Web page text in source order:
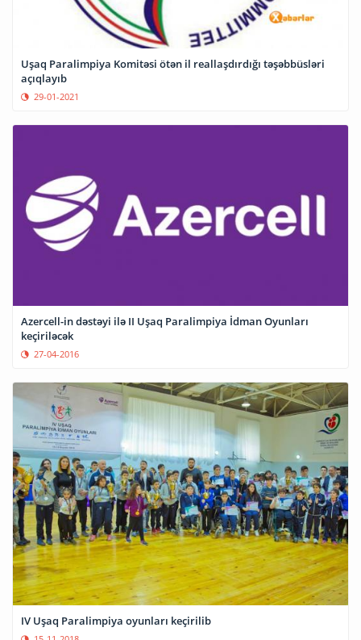
Uşaq Paralimpiya Komitəsi ötən il reallaşdırdığı təşəbbüsləri
açıqlayıb
29-01-2021
Azercell-in dəstəyi ilə II Uşaq Paralimpiya İdman Oyunları
keçiriləcək
27-04-2016
IV Uşaq Paralimpiya oyunları keçirilib